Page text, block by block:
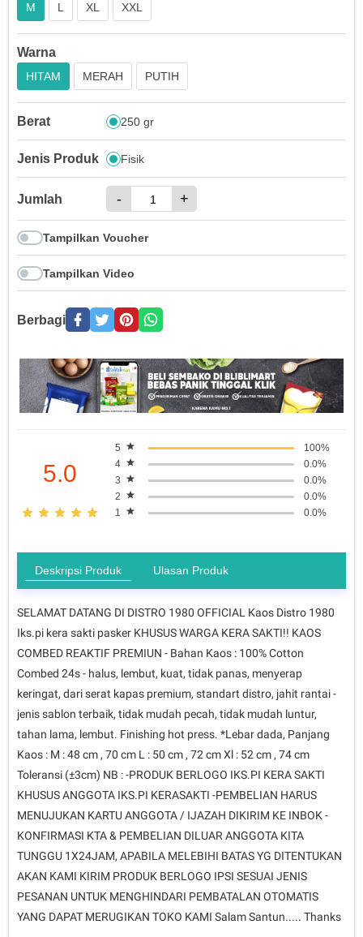
M L XL XXL
Warna
HITAM MERAH PUTIH
Berat 250 gr
Jenis Produk Fisik
Jumlah - +
Tampilkan Voucher
Tampilkan Video
Berbagi
5.0
5
100%
4
0.0%
3
0.0%
2
0.0%
1
0.0%
Deskripsi Produk Ulasan Produk
SELAMAT DATANG DI DISTRO 1980 OFFICIAL Kaos Distro 1980
Iks.pi kera sakti pasker KHUSUS WARGA KERA SAKTI!! KAOS
COMBED REAKTIF PREMIUN - Bahan Kaos : 100% Cotton
Combed 24s - halus, lembut, kuat, tidak panas, menyerap
keringat, dari serat kapas premium, standart distro, jahit rantai -
jenis sablon terbaik, tidak mudah pecah, tidak mudah luntur,
tahan lama, lembut. Finishing hot press. *Lebar dada, Panjang
Kaos : M : 48 cm , 70 cm L : 50 cm , 72 cm Xl : 52 cm , 74 cm
Toleransi (±3cm) NB : -PRODUK BERLOGO IKS.PI KERA SAKTI
KHUSUS ANGGOTA IKS.PI KERASAKTI -PEMBELIAN HARUS
MENUJUKAN KARTU ANGGOTA / IJAZAH DIKIRIM KE INBOK -
KONFIRMASI KTA & PEMBELIAN DILUAR ANGGOTA KITA
TUNGGU 1X24JAM, APABILA MELEBIHI BATAS YG DITENTUKAN
AKAN KAMI KIRIM PRODUK BERLOGO IPSI SESUAI JENIS
PESANAN UNTUK MENGHINDARI PEMBATALAN OTOMATIS
YANG DAPAT MERUGIKAN TOKO KAMI Salam Santun..... Thanks